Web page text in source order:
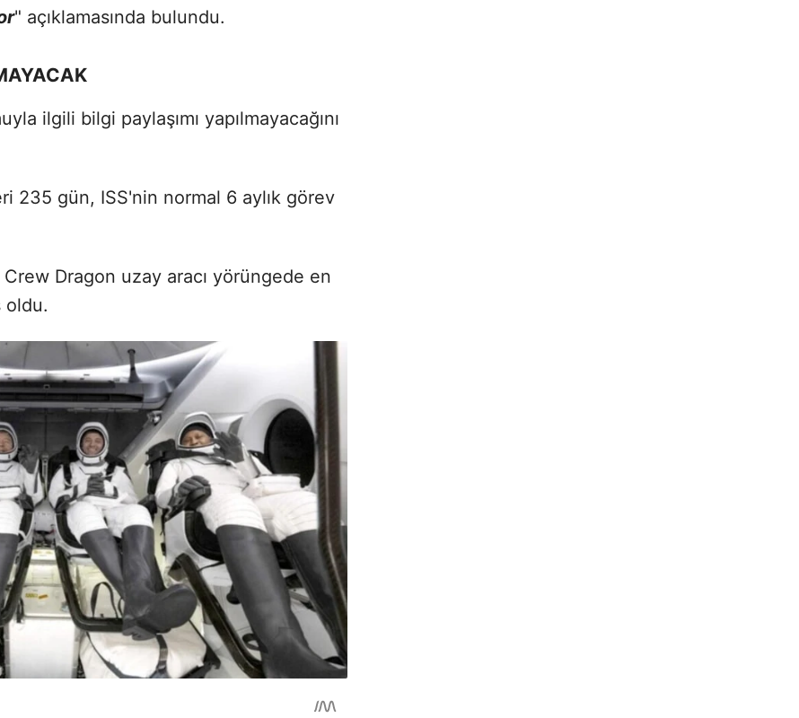
" açıklamasında bulundu.
ilgili bilgi paylaşımı yapılmayacağını
235 gün, ISS'nin normal 6 aylık görev
Dragon uzay aracı yörüngede en
oldu.